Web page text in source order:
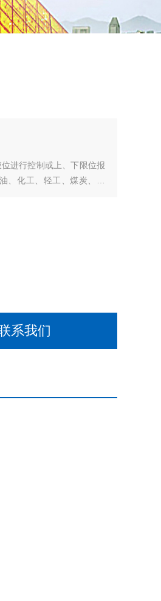
进行控制或上、下限位报
、化工、轻工、煤炭、水
系我们